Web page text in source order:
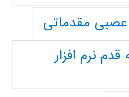
مقدماتی
نرم افزار